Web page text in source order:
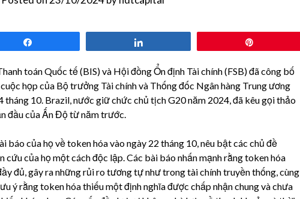
toán Quốc tế (BIS) và Hội đồng Ổn định Tài chính (FSB) đã công bố
họp của Bộ trưởng Tài chính và Thống đốc Ngân hàng Trung ương
tháng 10. Brazil, nước giữ chức chủ tịch G20 năm 2024, đã kêu gọi thảo
đầu của Ấn Độ từ năm trước.
báo của họ về token hóa vào ngày 22 tháng 10, nêu bật các chủ đề
cứu của họ một cách độc lập. Các bài báo nhấn mạnh rằng token hóa
đủ, gây ra những rủi ro tương tự như trong tài chính truyền thống, cùng
ý rằng token hóa thiếu một định nghĩa được chấp nhận chung và chưa